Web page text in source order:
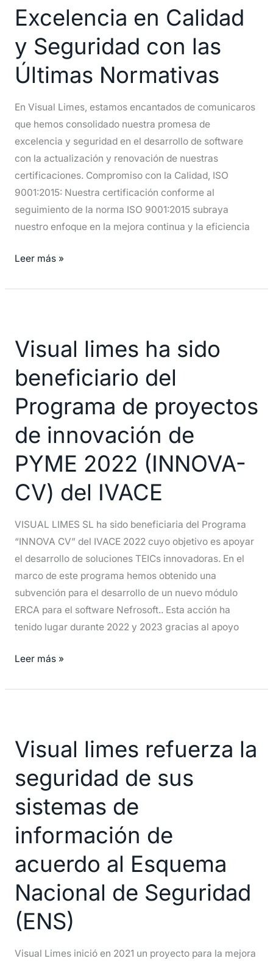
Excelencia en Calidad
y Seguridad con las
Últimas Normativas
En Visual Limes, estamos encantados de comunicaros
que hemos consolidado nuestra promesa de
excelencia y seguridad en el desarrollo de software
con la actualización y renovación de nuestras
certificaciones. Compromiso con la Calidad, ISO
9001:2015: Nuestra certificación conforme al
seguimiento de la norma ISO 9001:2015 subraya
nuestro enfoque en la mejora continua y la eficiencia
en
Calidad
y
Seguridad
con
Últimas
Normativas
Leer más »
Visual limes ha sido
beneficiario del
Programa de proyectos
de innovación de
PYME 2022 (INNOVA-
CV) del IVACE
VISUAL LIMES SL ha sido beneficiaria del Programa
“INNOVA CV” del IVACE 2022 cuyo objetivo es apoyar
el desarrollo de soluciones TEICs innovadoras. En el
marco de este programa hemos obtenido una
subvención para el desarrollo de un nuevo módulo
ERCA para el software Nefrosoft.. Esta acción ha
tenido lugar durante 2022 y 2023 gracias al apoyo
ha
beneficiario
del
Programa
de
de
innovación
de
Leer más »
Visual limes refuerza la
seguridad de sus
sistemas de
información de
acuerdo al Esquema
Nacional de Seguridad
(ENS)
Visual Limes inició en 2021 un proyecto para la mejora
refuerza
seguridad
sus
sistemas
información
de
acuerdo
al
Esquema
Nacional